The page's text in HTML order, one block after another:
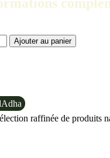
Ajouter au panier
raffinée de produits